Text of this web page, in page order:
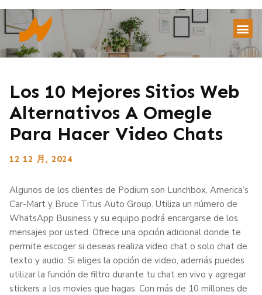
Los 10 Mejores Sitios Web
Alternativos A Omegle
Para Hacer Video Chats
12 12 月, 2024
Algunos de los clientes de Podium son Lunchbox, America’s
Car-Mart y Bruce Titus Auto Group. Utiliza un número de
WhatsApp Business y su equipo podrá encargarse de los
mensajes por usted. Ofrece una opción adicional donde te
permite escoger si deseas realiza video chat o solo chat de
texto y audio. Si eliges la opción de video, además puedes
utilizar la función de filtro durante tu chat en vivo y agregar
stickers a los movies que hagas. Con más de 10 millones de